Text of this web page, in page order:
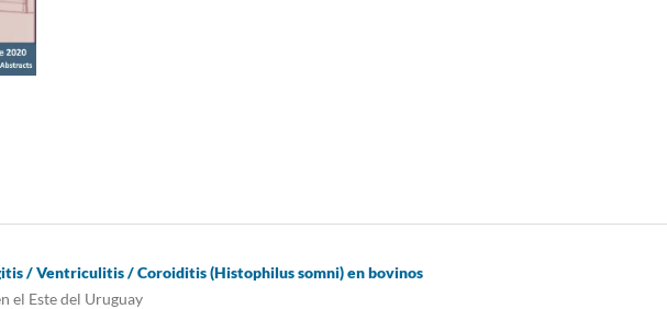
/ Ventriculitis / Coroiditis (Histophilus somni) en bovinos
el Este del Uruguay